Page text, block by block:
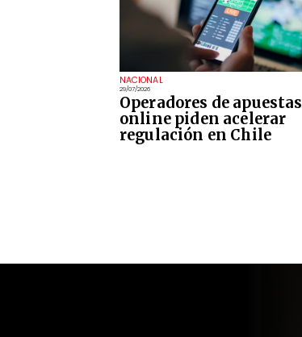
NACIONAL
29/07/2026
Operadores de apuestas
online piden acelerar
regulación en Chile